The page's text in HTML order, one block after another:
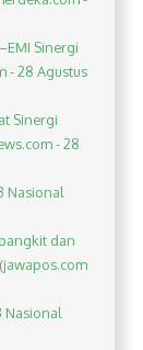
Sinergi
- 28 Agustus
Sinergi
- 28
Nasional
dan
Nasional